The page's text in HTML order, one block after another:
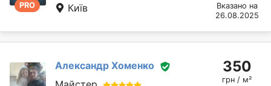
PRO
Київ
Вказано на
26.08.2025
Александр Хоменко
350
грн / м²